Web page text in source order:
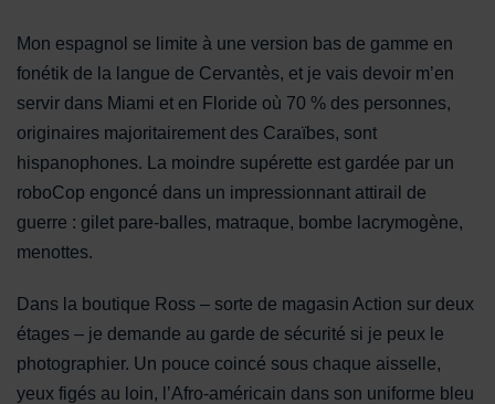
Mon espagnol se limite à une version bas de gamme en
fonétik de la langue de Cervantès, et je vais devoir m’en
servir dans Miami et en Floride où 70 % des personnes,
originaires majoritairement des Caraïbes, sont
hispanophones. La moindre supérette est gardée par un
roboCop engoncé dans un impressionnant attirail de
guerre : gilet pare-balles, matraque, bombe lacrymogène,
menottes.
Dans la boutique Ross – sorte de magasin Action sur deux
étages – je demande au garde de sécurité si je peux le
photographier. Un pouce coincé sous chaque aisselle,
yeux figés au loin, l’Afro-américain dans son uniforme bleu